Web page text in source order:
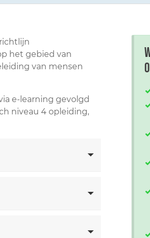
het gebied van
van mensen
e-learning gevolgd
niveau 4 opleiding,